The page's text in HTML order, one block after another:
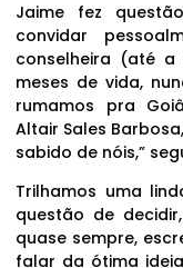
Jaime fez
convidar
conselheira (até a
meses de vida,
rumamos pra
Altair Sales
sabido de nóis,”
Trilhamos uma
questão de
quase sempre,
falar da ótima